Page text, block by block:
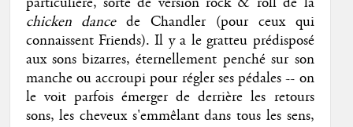
chicken dancede Chandler (pour ceux qui
connaissent Friends). Il y a le gratteu prédisposé
aux sons bizarres, éternellement penché sur son
manche ou accroupi pour régler ses pédales -- on
le voit parfois émerger de derrière les retours
sons, les cheveux s'emmêlant dans tous les sens,